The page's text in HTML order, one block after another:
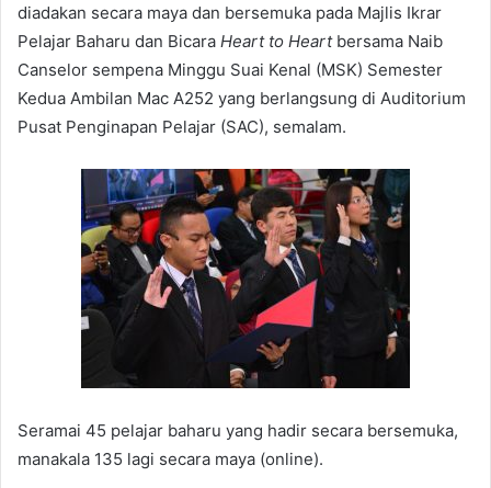
diadakan secara maya dan bersemuka pada Majlis Ikrar
Pelajar Baharu dan Bicara Heart to Heartbersama Naib
Canselor sempena Minggu Suai Kenal (MSK) Semester
Kedua Ambilan Mac A252 yang berlangsung di Auditorium
Pusat Penginapan Pelajar (SAC), semalam.
Seramai 45 pelajar baharu yang hadir secara bersemuka,
manakala 135 lagi secara maya (online).